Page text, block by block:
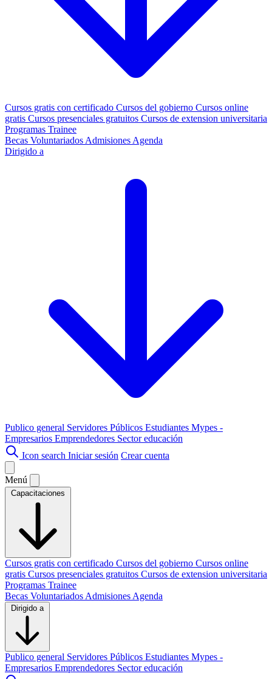
Cursos gratis con certificado Cursos del gobierno Cursos online
gratis Cursos presenciales gratuitos Cursos de extension universitaria
Programas Trainee
Becas Voluntariados Admisiones Agenda
Dirigido a
Publico general Servidores Públicos Estudiantes Mypes -
Empresarios Emprendedores Sector educación
Icon search Iniciar sesión Crear cuenta
Menú
Capacitaciones
Cursos gratis con certificado Cursos del gobierno Cursos online
gratis Cursos presenciales gratuitos Cursos de extension universitaria
Programas Trainee
Becas Voluntariados Admisiones Agenda
Dirigido a
Publico general Servidores Públicos Estudiantes Mypes -
Empresarios Emprendedores Sector educación